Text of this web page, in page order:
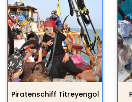
Piratenschiff Titreyengol